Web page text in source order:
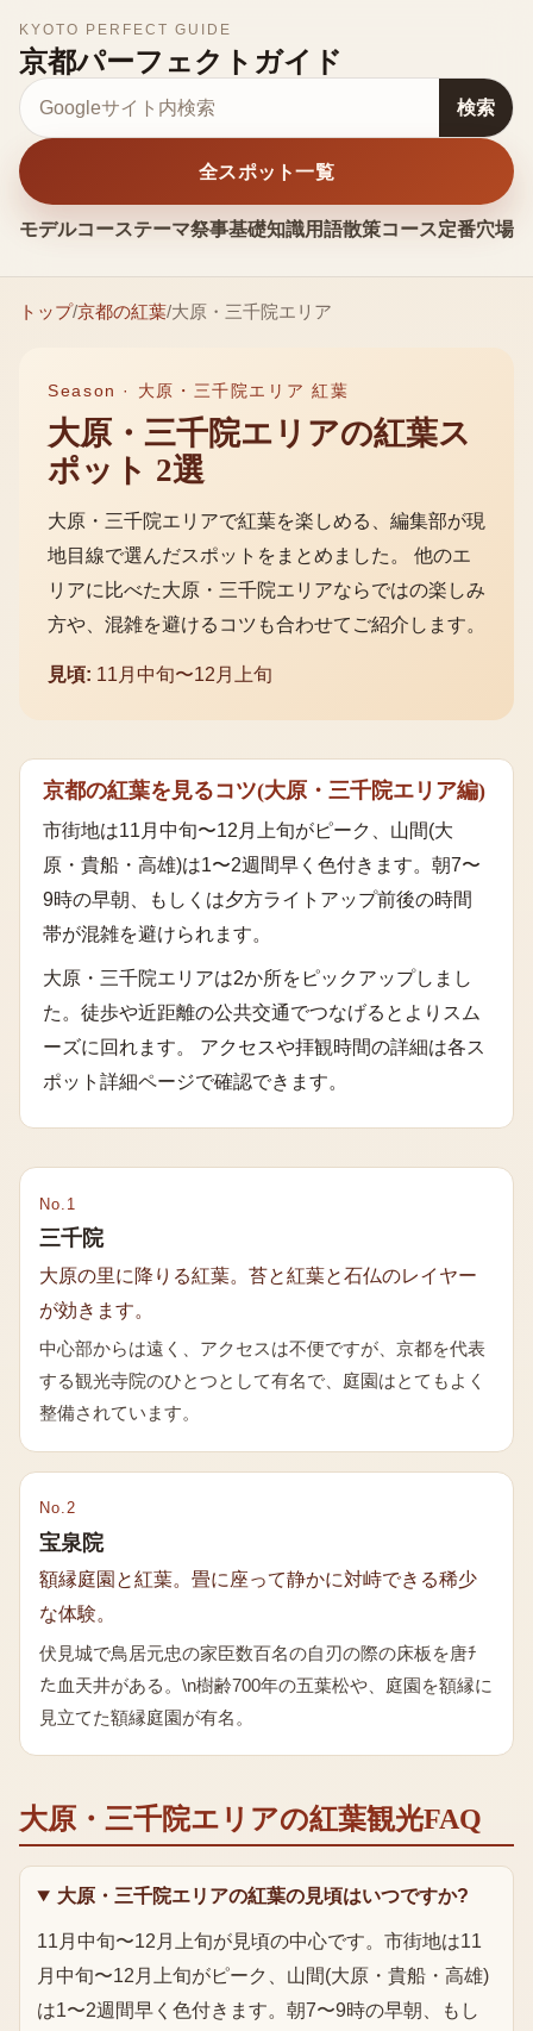
KYOTO PERFECT GUIDE
京都パーフェクトガイド
モデルコーステーマ祭事基礎知識用語散策コース定番穴場
サイト内検索
検索
全スポット一覧
トップ/京都の紅葉/大原・三千院エリア
Season · 大原・三千院エリア 紅葉
大原・三千院エリアの紅葉ス
ポット 2選
大原・三千院エリアで紅葉を楽しめる、編集部が現
地目線で選んだスポットをまとめました。 他のエ
リアに比べた大原・三千院エリアならではの楽しみ
方や、混雑を避けるコツも合わせてご紹介します。
見頃: 11月中旬〜12月上旬
京都の紅葉を見るコツ(大原・三千院エリア編)
市街地は11月中旬〜12月上旬がピーク、山間(大
原・貴船・高雄)は1〜2週間早く色付きます。朝7〜
9時の早朝、もしくは夕方ライトアップ前後の時間
帯が混雑を避けられます。
大原・三千院エリアは2か所をピックアップしまし
た。徒歩や近距離の公共交通でつなげるとよりスム
ーズに回れます。 アクセスや拝観時間の詳細は各ス
ポット詳細ページで確認できます。
No. 1
三千院
大原の里に降りる紅葉。苔と紅葉と石仏のレイヤー
が効きます。
中心部からは遠く、アクセスは不便ですが、京都を代表
する観光寺院のひとつとして有名で、庭園はとてもよく
整備されています。
No.2
宝泉院
額縁庭園と紅葉。畳に座って静かに対峙できる稀少
な体験。
伏見城で鳥居元忠の家臣数百名の自刃の際の床板を唐ﾁ
た血天井がある。\n樹齢700年の五葉松や、庭園を額縁に
見立てた額縁庭園が有名。
大原・三千院エリアの紅葉観光FAQ
大原・三千院エリアの紅葉の見頃はいつですか?
11月中旬〜12月上旬が見頃の中心です。市街地は11
月中旬〜12月上旬がピーク、山間(大原・貴船・高雄)
は1〜2週間早く色付きます。朝7〜9時の早朝、もし